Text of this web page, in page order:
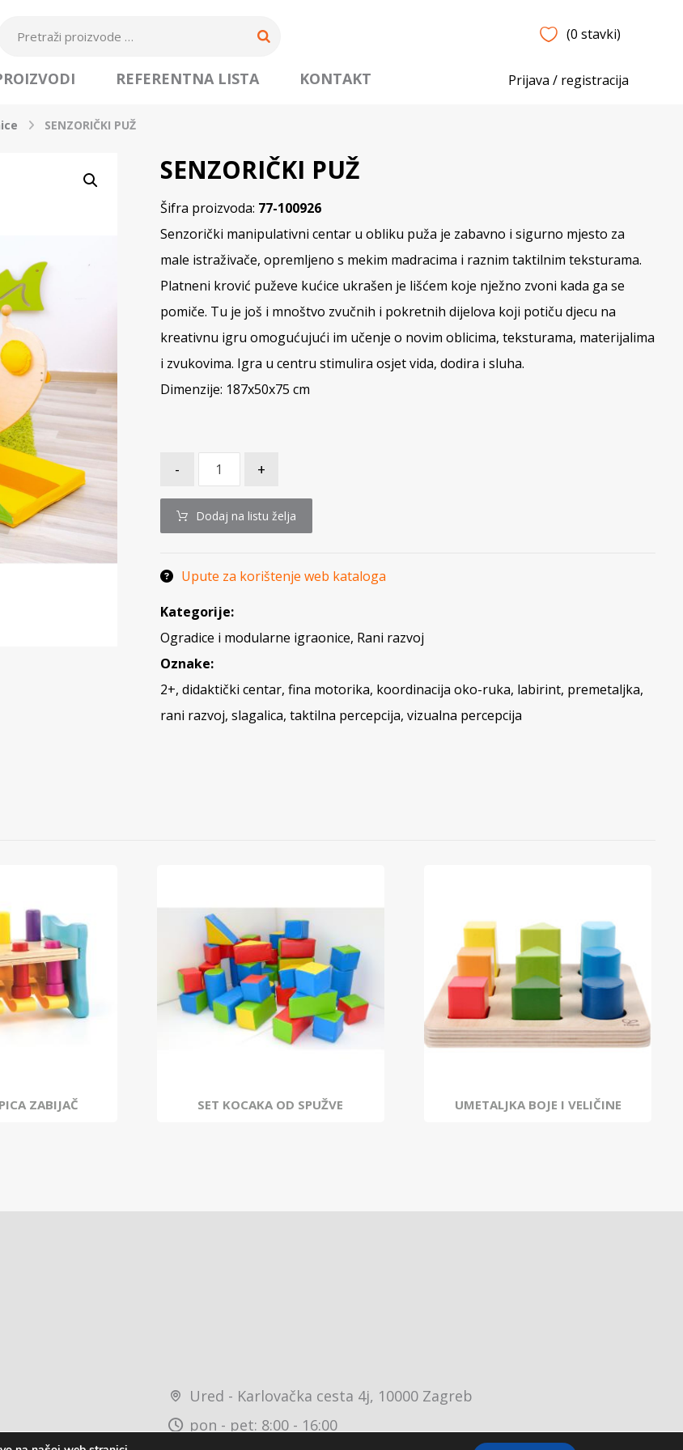
(0 stavki)
Prijava / registracija
REFERENTNA LISTA KONTAKT
SENZORIČKI PUŽ
SENZORIČKI PUŽ
Šifra proizvoda: 77-100926
Senzorički manipulativni centar u obliku puža je zabavno i sigurno mjesto za
male istraživače, opremljeno s mekim madracima i raznim taktilnim teksturama.
Platneni krović puževe kućice ukrašen je lišćem koje nježno zvoni kada ga se
pomiče. Tu je još i mnoštvo zvučnih i pokretnih dijelova koji potiču djecu na
kreativnu igru omogućujući im učenje o novim oblicima, teksturama, materijalima
i zvukovima. Igra u centru stimulira osjet vida, dodira i sluha.
Dimenzije: 187x50x75 cm
- +
Dodaj na listu želja
Upute za korištenje web kataloga
Kategorije:
Ogradice i modularne igraonice, Rani razvoj
Oznake:
2+, didaktički centar, fina motorika, koordinacija oko-ruka, labirint, premetaljka,
rani razvoj, slagalica, taktilna percepcija, vizualna percepcija
ZABIJAČ SET KOCAKA OD SPUŽVE UMETALJKA BOJE I VELIČINE
Ured - Karlovačka cesta 4j, 10000 Zagreb
pon - pet: 8:00 - 16:00